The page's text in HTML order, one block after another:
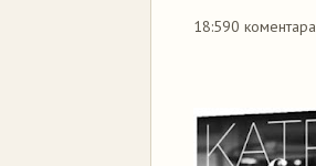
18:590 коментара